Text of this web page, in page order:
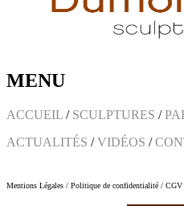
MENU
ACCUEIL / SCULPTURES /
ACTUALITÉS /VIDÉOS /
Mentions Légales / Politique de confidentialité / CGV